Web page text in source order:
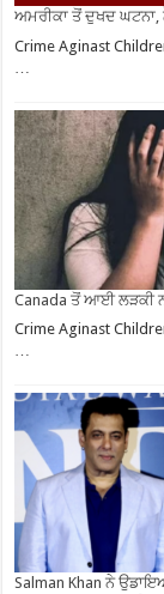
ਅਮਰੀਕਾ ਤੋਂ ਦੁਖਦ ਘਟਨਾ,
Crime Aginast
Canada ਤੋਂ ਆਈ ਲੜਕੀ
Crime Aginast
…
Salman Khan ਨੇ